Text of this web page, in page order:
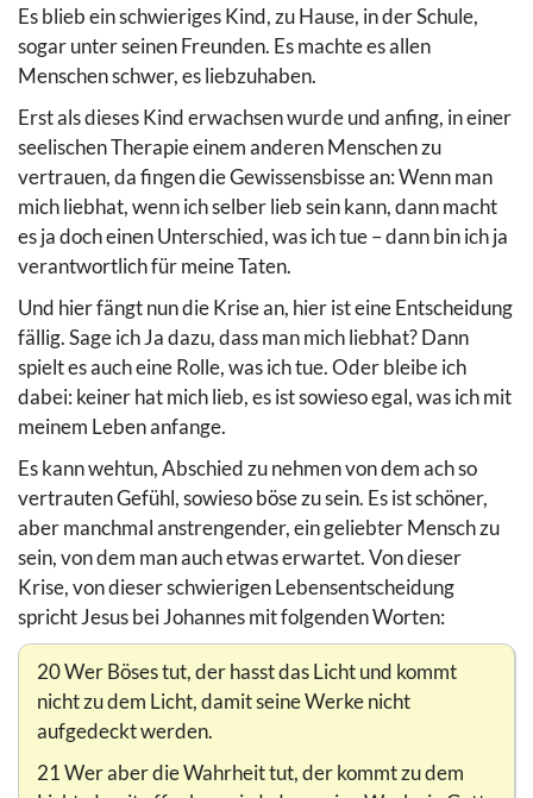
Es blieb ein schwieriges Kind, zu Hause, in der Schule,
sogar unter seinen Freunden. Es machte es allen
Menschen schwer, es liebzuhaben.
Erst als dieses Kind erwachsen wurde und anfing, in einer
seelischen Therapie einem anderen Menschen zu
vertrauen, da fingen die Gewissensbisse an: Wenn man
mich liebhat, wenn ich selber lieb sein kann, dann macht
es ja doch einen Unterschied, was ich tue – dann bin ich ja
verantwortlich für meine Taten.
Und hier fängt nun die Krise an, hier ist eine Entscheidung
fällig. Sage ich Ja dazu, dass man mich liebhat? Dann
spielt es auch eine Rolle, was ich tue. Oder bleibe ich
dabei: keiner hat mich lieb, es ist sowieso egal, was ich mit
meinem Leben anfange.
Es kann wehtun, Abschied zu nehmen von dem ach so
vertrauten Gefühl, sowieso böse zu sein. Es ist schöner,
aber manchmal anstrengender, ein geliebter Mensch zu
sein, von dem man auch etwas erwartet. Von dieser
Krise, von dieser schwierigen Lebensentscheidung
spricht Jesus bei Johannes mit folgenden Worten:
20 Wer Böses tut, der hasst das Licht und kommt
nicht zu dem Licht, damit seine Werke nicht
aufgedeckt werden.
21 Wer aber die Wahrheit tut, der kommt zu dem